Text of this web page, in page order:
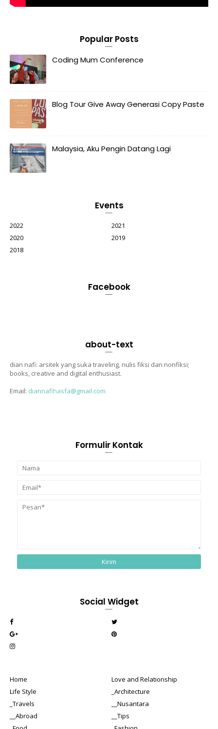
Popular Posts
Coding Mum Conference
Blog Tour Give Away Generasi Copy Paste
Malaysia, Aku Pengin Datang Lagi
Events
2022
2021
2020
2019
2018
Facebook
about-text
dian nafi: arsitek yang suka traveling, nulis fiksi dan nonfiksi;
books, creative and digital enthusiast.
Email: diannafihasfa@gmail.com
Formulir Kontak
Social Widget
Home
Love and Relationship
Life Style
_Architecture
_Travels
__Nusantara
__Abroad
__Tips